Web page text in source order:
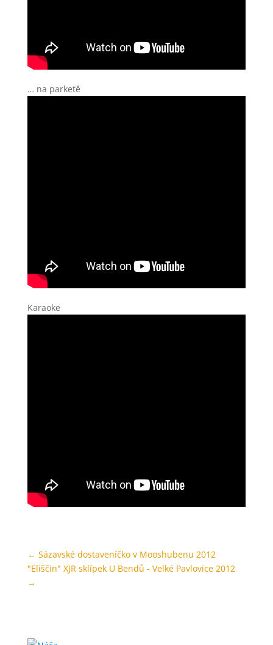
… na parketě
Karaoke
← Sázavské dostaveníčko v Mooshubenu 2012
"Eliščin" XJR sklípek U Bendů - Velké Pavlovice 2012
→